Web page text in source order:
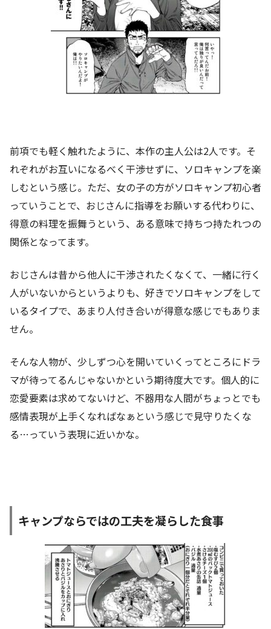
前項でも軽く触れたように、本作の主人公は2人です。そ
れぞれがお互いになるべく干渉せずに、ソロキャンプを楽
しむという感じ。ただ、女の子の方がソロキャンプ初心者
っていうことで、おじさんに指導をお願いする代わりに、
得意の料理を振舞うという、ある意味で持ちつ持たれつの
関係となってます。
おじさんは昔から他人に干渉されたくなくて、一緒に行く
人がいないからというよりも、好きでソロキャンプをして
いるタイプで、あまり人付き合いが得意な感じでもありま
せん。
そんな人物が、少しずつ心を開いていくってところにドラ
マが待ってるんじゃないかという期待度大です。個人的に
恋愛要素は求めてないけど、不器用な人間がちょっとでも
感情表現が上手くなればなぁという感じで見守りたくな
る…っていう表現に近いかな。
キャンプならではの工夫を凝らした食事